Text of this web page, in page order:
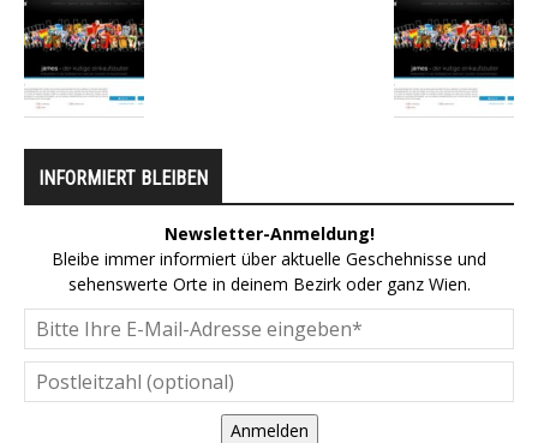
INFORMIERT BLEIBEN
Newsletter-Anmeldung!
Bleibe immer informiert über aktuelle Geschehnisse und
sehenswerte Orte in deinem Bezirk oder ganz Wien.
Anmelden